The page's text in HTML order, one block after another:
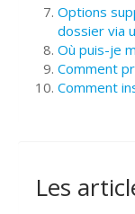
Options
dossier via
Où puis-je
Comment
Comment
Les